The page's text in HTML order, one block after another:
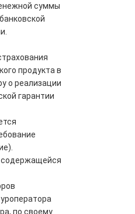
суммы
продукта в
о реализации
гарантии
содержащейся
по своему